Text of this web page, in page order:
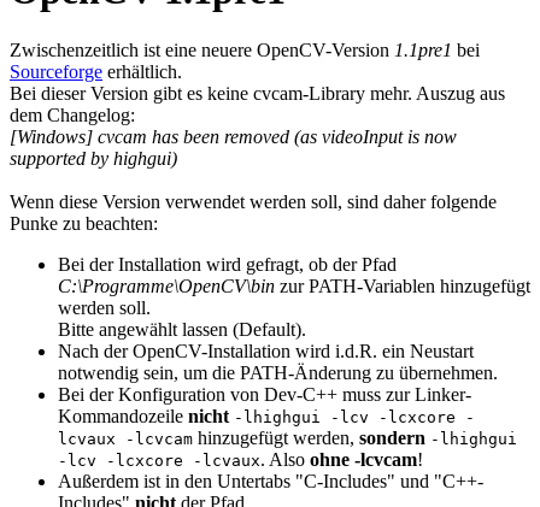
Zwischenzeitlich ist eine neuere OpenCV-Version 1.1pre1 bei
Sourceforge erhältlich.
Bei dieser Version gibt es keine cvcam-Library mehr. Auszug aus
dem Changelog:
[Windows] cvcam has been removed (as videoInput is now
supported by highgui)
Wenn diese Version verwendet werden soll, sind daher folgende
Punke zu beachten:
Bei der Installation wird gefragt, ob der Pfad
C:\Programme\OpenCV\bin zur PATH-Variablen hinzugefügt
werden soll.
Bitte angewählt lassen (Default).
Nach der OpenCV-Installation wird i.d.R. ein Neustart
notwendig sein, um die PATH-Änderung zu übernehmen.
Bei der Konfiguration von Dev-C++ muss zur Linker-
Kommandozeile nicht -lhighgui -lcv -lcxcore -
lcvaux -lcvcam hinzugefügt werden, sondern -lhighgui
-lcv -lcxcore -lcvaux. Also ohne -lcvcam!
Außerdem ist in den Untertabs "C-Includes" und "C++-
Includes" nicht der Pfad